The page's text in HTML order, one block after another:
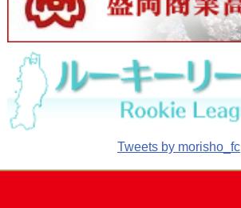
Tweets by morisho_fc